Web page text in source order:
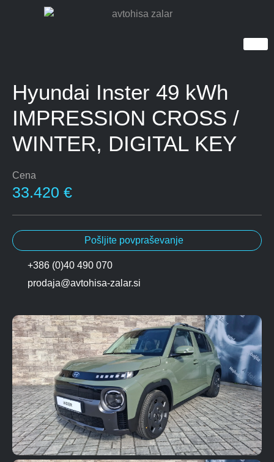
Hyundai Inster 49 kWh
IMPRESSION CROSS /
WINTER, DIGITAL KEY
Cena
33.420 €
Pošljite povpraševanje
+386 (0)40 490 070
prodaja@avtohisa-zalar.si